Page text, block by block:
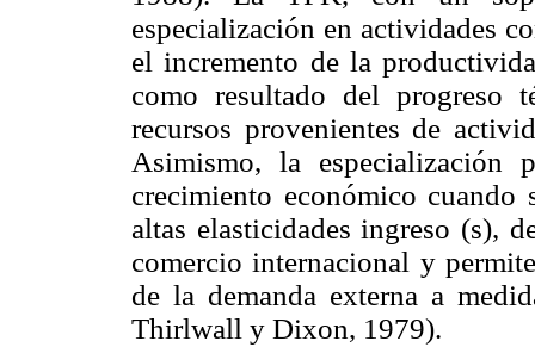
especialización en actividades
el incremento de la
como resultado del progreso
recursos provenientes de
Asimismo, la especialización
crecimiento económico
altas elasticidades ingreso (s),
comercio internacional y
de la demanda externa a
Thirlwall y Dixon, 1979).